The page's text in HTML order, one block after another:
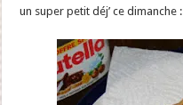
un super petit déj’ ce dimanche :